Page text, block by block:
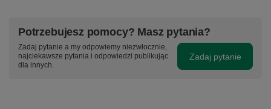
Potrzebujesz pomocy? Masz pytania?
Zadaj pytanie a my odpowiemy niezwłocznie,
najciekawsze pytania i odpowiedzi publikując
dla innych.
Zadaj pytanie